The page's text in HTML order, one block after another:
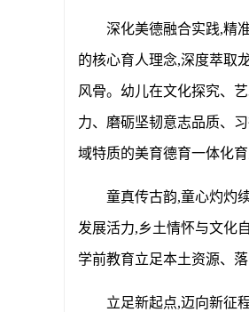
深化美德融合实践,精
的核心育人理念,深度萃取
风骨。幼儿在文化探究、
力、磨砺坚韧意志品质、
域特质的美育德育一体化育
童真传古韵,童心灼灼
发展活力,乡土情怀与文化
学前教育立足本土资源、
立足新起点,迈向新征